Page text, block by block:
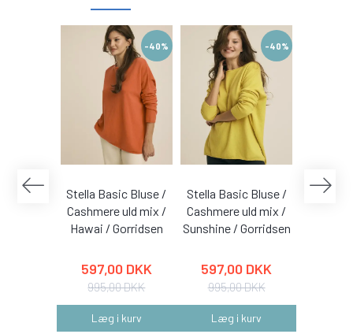
-40%
Stella Basic Bluse /
Cashmere uld mix /
Hawai / Gorridsen
597,00 DKK
995,00 DKK
Læg i kurv
-40%
Stella Basic Bluse /
Cashmere uld mix /
Sunshine / Gorridsen
597,00 DKK
995,00 DKK
Læg i kurv
Stella